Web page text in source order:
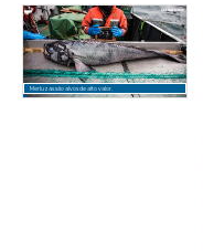
Merluzas são alvos de alto valor.